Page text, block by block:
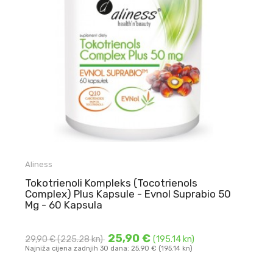
Aliness
Tokotrienoli Kompleks (Tocotrienols
Complex) Plus Kapsule - Evnol Suprabio 50
Mg - 60 Kapsula
29,90 €(225.28 kn) 25,90 €(195.14 kn)
Najniža cijena zadnjih 30 dana: 25,90 € (195.14 kn)